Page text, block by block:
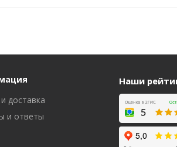
доставка
и ответы
Наши